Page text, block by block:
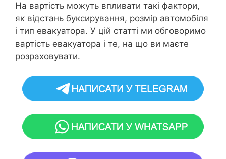
На вартість можуть впливати такі фактори,
як відстань буксирування, розмір автомобіля
і тип евакуатора. У цій статті ми обговоримо
вартість евакуатора і те, на що ви маєте
розраховувати.